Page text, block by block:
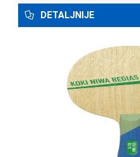
DETALJNIJE